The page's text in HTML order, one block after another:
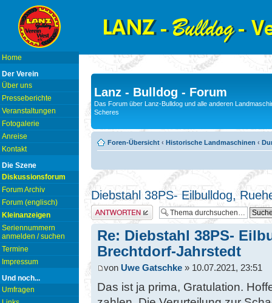
Home
Der Verein
Über uns
Presseberichte
Veranstaltungen
Fotogalerie
Anreise
Kontakt
Die Szene
Diskussionsforum
Forum Archiv
Forum (englisch)
Kleinanzeigen
Seriennummern
anmelden / suchen
Termine
Impressum
Und noch...
Umfragen
Lanz - Bulldog - Forum
Das Forum über Lanz-Bulldog und alle anderen
Scheres
Foren-Übersicht ‹ Historische Landmaschinen ‹
Diebstahl 38PS- Eilbulldog,
Antwort erstellen
Re: Diebstahl 38PS-
Brechtdorf-Jahrstedt
von Uwe Gatschke » 10.07.2021, 23:51
Das ist ja prima, Gratulation.